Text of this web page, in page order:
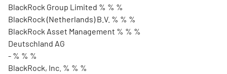
BlackRock Group Limited % % %
BlackRock (Netherlands) B.V. % % %
BlackRock Asset Management % % %
Deutschland AG
- % % %
BlackRock, Inc. % % %